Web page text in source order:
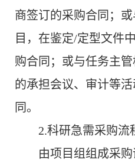
商签订的采购合同；
目，在鉴定/定型文件
购合同；或与任务主
的承担会议、审计等
同。
2.科研急需采购流
由项目组组成采